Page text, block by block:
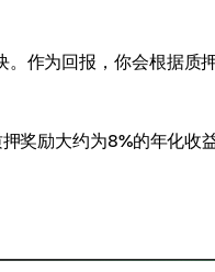
。作为回报，你会根据质
奖励大约为8%的年化收